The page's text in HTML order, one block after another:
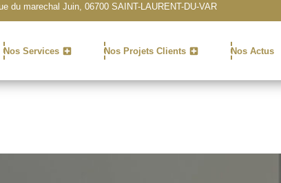
du marechal Juin, 06700 SAINT-LAURENT-DU-VAR
Nos Services Nos Projets Clients Nos Actus